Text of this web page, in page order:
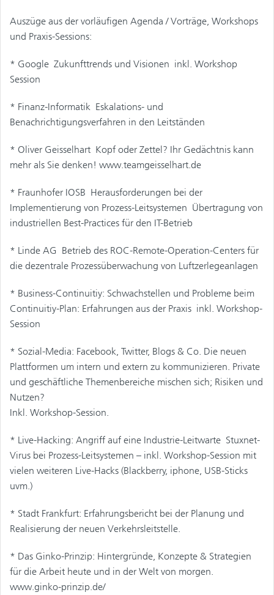
Auszüge aus der vorläufigen Agenda / Vorträge, Workshops
und Praxis-Sessions:
* Google  Zukunfttrends und Visionen  inkl. Workshop
Session
* Finanz-Informatik  Eskalations- und
Benachrichtigungsverfahren in den Leitständen
* Oliver Geisselhart  Kopf oder Zettel? Ihr Gedächtnis kann
mehr als Sie denken! www.teamgeisselhart.de
* Fraunhofer IOSB  Herausforderungen bei der
Implementierung von Prozess-Leitsystemen  Übertragung von
industriellen Best-Practices für den IT-Betrieb
* Linde AG  Betrieb des ROC-Remote-Operation-Centers für
die dezentrale Prozessüberwachung von Luftzerlegeanlagen
* Business-Continuitiy: Schwachstellen und Probleme beim
Continuitiy-Plan: Erfahrungen aus der Praxis  inkl. Workshop-
Session
* Sozial-Media: Facebook, Twitter, Blogs & Co. Die neuen
Plattformen um intern und extern zu kommunizieren. Private
und geschäftliche Themenbereiche mischen sich; Risiken und
Nutzen?
Inkl. Workshop-Session.
* Live-Hacking: Angriff auf eine Industrie-Leitwarte  Stuxnet-
Virus bei Prozess-Leitsystemen – inkl. Workshop-Session mit
vielen weiteren Live-Hacks (Blackberry, iphone, USB-Sticks
uvm.)
* Stadt Frankfurt: Erfahrungsbericht bei der Planung und
Realisierung der neuen Verkehrsleitstelle.
* Das Ginko-Prinzip: Hintergründe, Konzepte & Strategien
für die Arbeit heute und in der Welt von morgen.
www.ginko-prinzip.de/